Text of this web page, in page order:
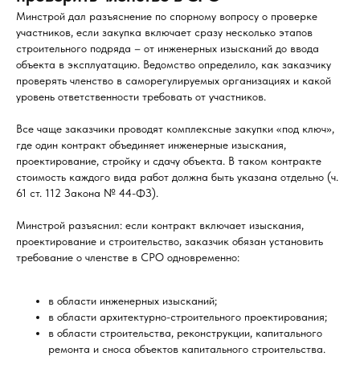
Минстрой дал разъяснение по спорному вопросу о проверке
участников, если закупка включает сразу несколько этапов
строительного подряда – от инженерных изысканий до ввода
объекта в эксплуатацию. Ведомство определило, как заказчику
проверять членство в саморегулируемых организациях и какой
уровень ответственности требовать от участников.
Все чаще заказчики проводят комплексные закупки «под ключ»,
где один контракт объединяет инженерные изыскания,
проектирование, стройку и сдачу объекта. В таком контракте
стоимость каждого вида работ должна быть указана отдельно (ч.
61 ст. 112 Закона № 44-ФЗ).
Минстрой разъяснил: если контракт включает изыскания,
проектирование и строительство, заказчик обязан установить
требование о членстве в СРО одновременно:
в области инженерных изысканий;
в области архитектурно-строительного проектирования;
в области строительства, реконструкции, капитального
ремонта и сноса объектов капитального строительства.